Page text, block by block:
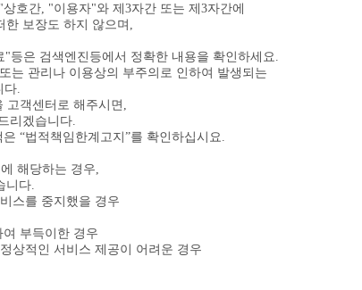
호간, "이용자"와 제3자간 또는 제3자간에
보장도 하지 않으며,
은 검색엔진등에서 정확한 내용을 확인하세요.
관리나 이용상의 부주의로 인하여 발생되는
다.
고객센터로 해주시면,
리겠습니다.
“법적책임한계고지”를 확인하십시요.
해당하는 경우,
니다.
스를 중지했을 경우
부득이한 경우
상적인 서비스 제공이 어려운 경우